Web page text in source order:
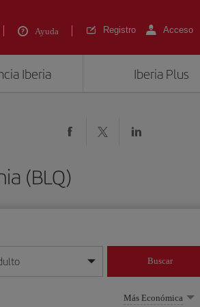
Ayuda Registro Acceso
Iberia Iberia Plus
(BLQ)
mes/año
Buscar
Más Económica